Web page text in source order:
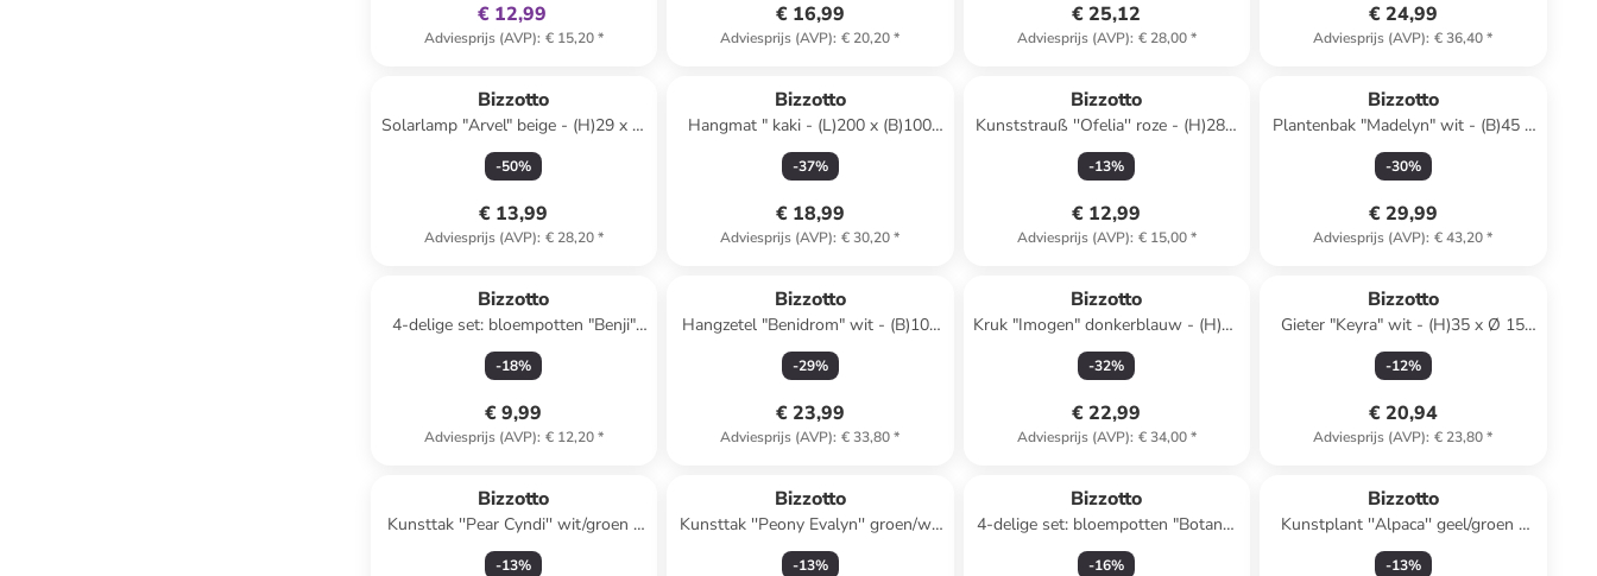
€ 12,99
Adviesprijs (AVP): € 15,20*
€ 16,99
Adviesprijs (AVP): € 20,20*
€ 25,12
Adviesprijs (AVP): € 28,00*
€ 24,99
Adviesprijs (AVP): € 36,40*
Bizzotto
Solarlamp "Arvel" beige - (H)29 x Ø
16,5 cm
-50%
€ 13,99
Adviesprijs (AVP): € 28,20*
Bizzotto
Hangmat " kaki - (L)200 x (B)100
cm
-37%
€ 18,99
Adviesprijs (AVP): € 30,20*
Bizzotto
Kunststrauß ''Ofelia'' roze - (H)28 x
Ø 22 cm
-13%
€ 12,99
Adviesprijs (AVP): € 15,00*
Bizzotto
Plantenbak "Madelyn" wit - (B)45 x
(H)44 x (D)18 cm
-30%
€ 29,99
Adviesprijs (AVP): € 43,20*
Bizzotto
4-delige set: bloempotten "Benji"
lichtroze
-18%
€ 9,99
Adviesprijs (AVP): € 12,20*
Bizzotto
Hangzetel "Benidrom" wit - (B)100
x (H)130 cm
-29%
€ 23,99
Adviesprijs (AVP): € 33,80*
Bizzotto
Kruk "Imogen" donkerblauw - (H)47
x Ø 37 cm
-32%
€ 22,99
Adviesprijs (AVP): € 34,00*
Bizzotto
Gieter "Keyra" wit - (H)35 x Ø 15
cm
-12%
€ 20,94
Adviesprijs (AVP): € 23,80*
Bizzotto
Kunsttak ''Pear Cyndi'' wit/groen -
(L)94 x (B)20 cm
-13%
Bizzotto
Kunsttak ''Peony Evalyn'' groen/wit
- (L)90 cm
-13%
Bizzotto
4-delige set: bloempotten "Botany"
zwart
-16%
Bizzotto
Kunstplant ''Alpaca'' geel/groen -
(B)12 x (H)16 x (D)8 cm
-13%